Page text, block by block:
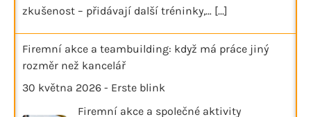
zkušenost – přidávají další tréninky,… [...]
Firemní akce a teambuilding: když má práce jiný
rozměr než kancelář
30 května 2026 - Erste blink
Firemní akce a společné aktivity